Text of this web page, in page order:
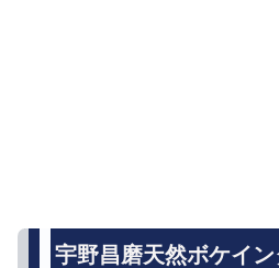
宇野昌磨天然ボケイ